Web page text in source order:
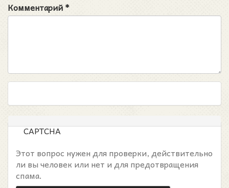
Комментарий*
CAPTCHA
Этот вопрос нужен для проверки, действительно
ли вы человек или нет и для предотвращения
спама.